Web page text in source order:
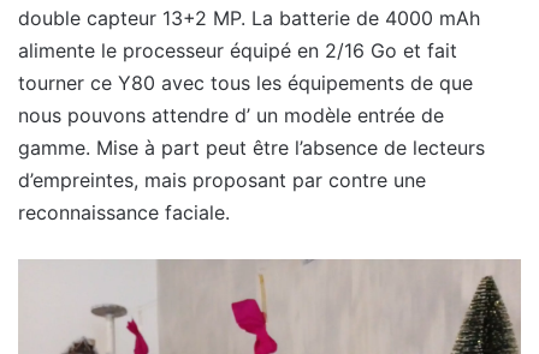
double capteur 13+2 MP. La batterie de 4000 mAh
alimente le processeur équipé en 2/16 Go et fait
tourner ce Y80 avec tous les équipements de que
nous pouvons attendre d’ un modèle entrée de
gamme. Mise à part peut être l’absence de lecteurs
d’empreintes, mais proposant par contre une
reconnaissance faciale.